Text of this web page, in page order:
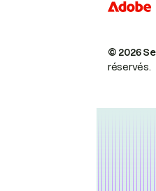
© 2026
réservés.